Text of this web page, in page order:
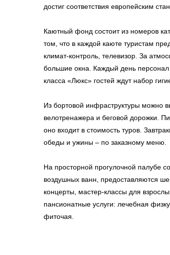
достиг соответствия европейским
Каютный фонд состоит из номеров
том, что в каждой каюте туристам
климат-контроль, телевизор. За
большие окна. Каждый день персонал
класса «Люкс» гостей ждут набор
Из бортовой инфраструктуры можно
велотренажера и беговой дорожки.
оно входит в стоимость туров.
обеды и ужины – по заказному меню.
На просторной прогулочной палубе
воздушных ванн, предоставляются
концерты, мастер-классы для
пансионатные услуги: лечебная
фиточая.